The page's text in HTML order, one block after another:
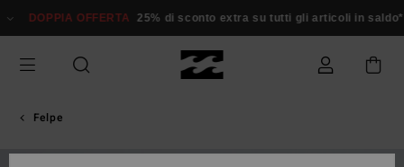
alle
prodotto
DOPPIA OFFERTA 25% di sconto extra su tutti gli articoli in
Felpe